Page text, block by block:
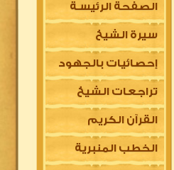
الصفحة الرئيسـة
سيرة الشيخ
إحصائيات بالجهود
تراجعات الشيخ
القرآن الكريم
الخطب المنبرية